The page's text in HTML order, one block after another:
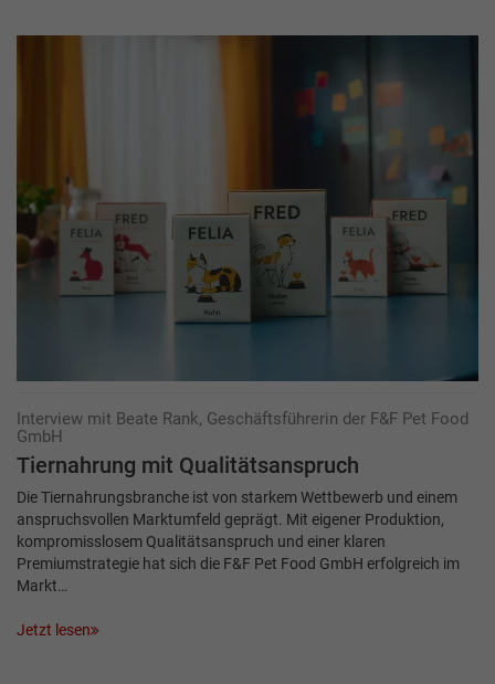
Interview mit Beate Rank, Geschäftsführerin der F&F Pet Food
GmbH
Tiernahrung mit Qualitätsanspruch
Die Tiernahrungsbranche ist von starkem Wettbewerb und einem
anspruchsvollen Markt­umfeld geprägt. Mit eigener Produktion,
kompromisslosem Qualitätsanspruch und einer klaren
Premiumstrategie hat sich die F&F Pet Food GmbH erfolgreich im
Markt…
Jetzt lesen